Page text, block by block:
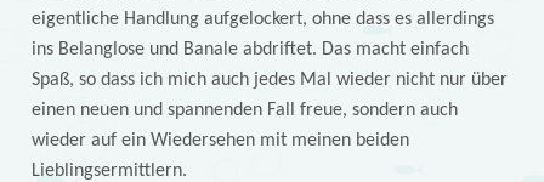
eigentliche Handlung aufgelockert, ohne dass es allerdings
ins Belanglose und Banale abdriftet. Das macht einfach
Spaß, so dass ich mich auch jedes Mal wieder nicht nur über
einen neuen und spannenden Fall freue, sondern auch
wieder auf ein Wiedersehen mit meinen beiden
Lieblingsermittlern.